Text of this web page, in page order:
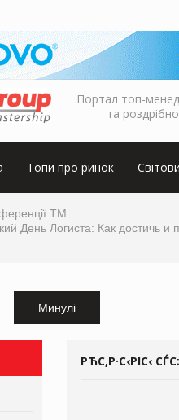
Портал топ-
та
Топи про ринок
ТМ
День Логиста: Как достичь
Минулі
РЋС‚Р·С‹РІС‹